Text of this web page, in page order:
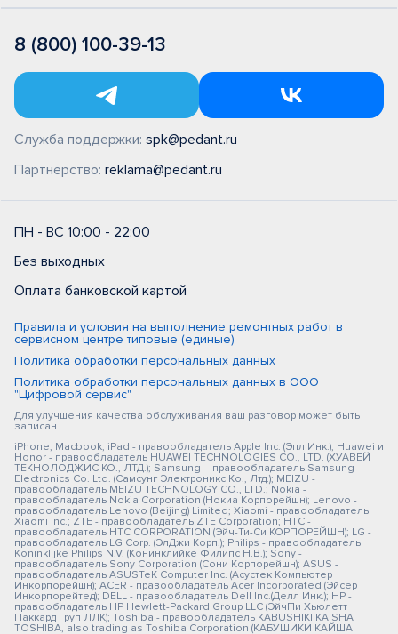
8 (800) 100-39-13
Служба поддержки: spk@pedant.ru
Партнерство: reklama@pedant.ru
ПН - ВС 10:00 - 22:00
Без выходных
Оплата банковской картой
Правила и условия на выполнение ремонтных работ в
сервисном центре типовые (единые)
Политика обработки персональных данных
Политика обработки персональных данных в ООО
"Цифровой сервис"
Для улучшения качества обслуживания ваш разговор может быть
записан
iPhone, Macbook, iPad - правообладатель Apple Inc. (Эпл Инк.); Huawei и
Honor - правообладатель HUAWEI TECHNOLOGIES CO., LTD. (ХУАВЕЙ
ТЕКНОЛОДЖИС КО., ЛТД.); Samsung – правообладатель Samsung
Electronics Co. Ltd. (Самсунг Электроникс Ко., Лтд.); MEIZU -
правообладатель MEIZU TECHNOLOGY CO., LTD.; Nokia -
правообладатель Nokia Corporation (Нокиа Корпорейшн); Lenovo -
правообладатель Lenovo (Beijing) Limited; Xiaomi - правообладатель
Xiaomi Inc.; ZTE - правообладатель ZTE Corporation; HTC -
правообладатель HTC CORPORATION (Эйч-Ти-Си КОРПОРЕЙШН); LG -
правообладатель LG Corp. (ЭлДжи Корп.); Philips - правообладатель
Koninklijke Philips N.V. (Конинклийке Филипс Н.В.); Sony -
правообладатель Sony Corporation (Сони Корпорейшн); ASUS -
правообладатель ASUSTeK Computer Inc. (Асустек Компьютер
Инкорпорейшн); ACER - правообладатель Acer Incorporated (Эйсер
Инкорпорейтед); DELL - правообладатель Dell Inc.(Делл Инк.); HP -
правообладатель HP Hewlett-Packard Group LLC (ЭйчПи Хьюлетт
Паккард Груп ЛЛК); Toshiba - правообладатель KABUSHIKI KAISHA
TOSHIBA, also trading as Toshiba Corporation (КАБУШИКИ КАЙША